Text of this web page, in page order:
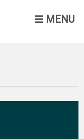
MENU